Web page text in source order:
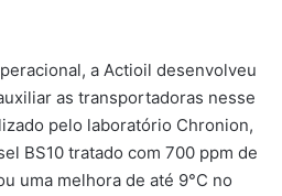
a Actioil desenvolveu
as transportadoras nesse
pelo laboratório Chronion,
BS10 tratado com 700 ppm de
uma melhora de até 9°C no